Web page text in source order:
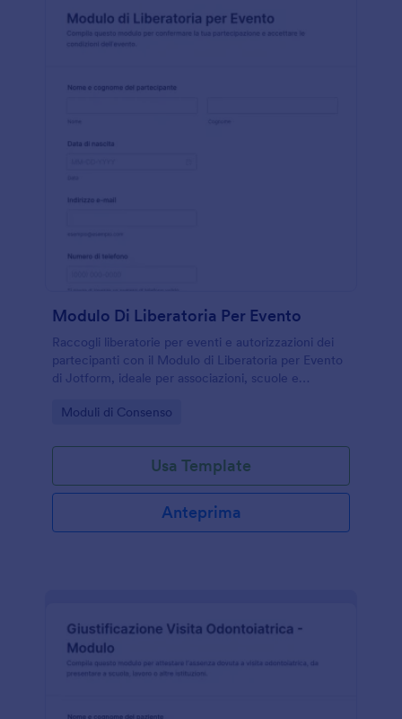
Modulo Di Liberatoria Per Evento
Raccogli liberatorie per eventi e autorizzazioni dei
partecipanti con il Modulo di Liberatoria per Evento
di Jotform, ideale per associazioni, scuole e
ogni risposta in un unico flusso.
Go to Category:
Moduli di Consenso
Usa Template
Anteprima